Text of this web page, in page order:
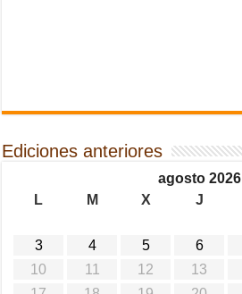
Ediciones anteriores
agosto 2026
L
M X J
3
4 5 6
10
11 12 13